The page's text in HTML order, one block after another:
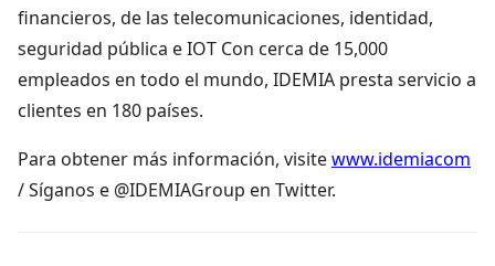
financieros, de las telecomunicaciones, identidad,
seguridad pública e IOT Con cerca de 15,000
empleados en todo el mundo, IDEMIA presta servicio a
clientes en 180 países.
Para obtener más información, visitewww.idemiacom
/ Síganos e @IDEMIAGroup en Twitter.